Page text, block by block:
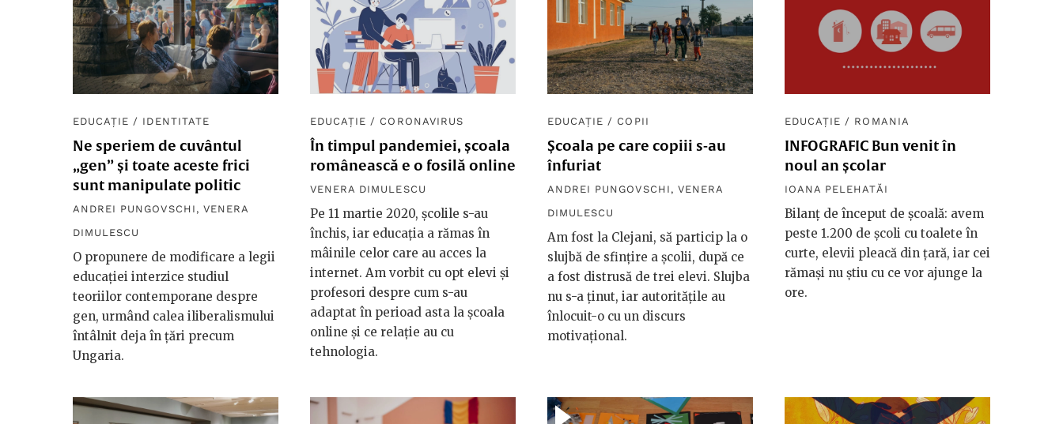
EDUCAȚIE / IDENTITATE
Ne speriem de cuvântul
„gen” și toate aceste frici
sunt manipulate politic
ANDREI PUNGOVSCHI , VENERA
DIMULESCU
O propunere de modificare a legii
educației interzice studiul
teoriilor contemporane despre
gen, urmând calea iliberalismului
întâlnit deja în țări precum
Ungaria.
EDUCAȚIE / CORONAVIRUS
În timpul pandemiei, școala
românească e o fosilă online
VENERA DIMULESCU
Pe 11 martie 2020, școlile s-au
închis, iar educația a rămas în
mâinile celor care au acces la
internet. Am vorbit cu opt elevi și
profesori despre cum s-au
adaptat în perioad asta la școala
online și ce relație au cu
tehnologia.
EDUCAȚIE / COPII
Școala pe care copiii s-au
înfuriat
ANDREI PUNGOVSCHI , VENERA
DIMULESCU
Am fost la Clejani, să particip la o
slujbă de sfințire a școlii, după ce
a fost distrusă de trei elevi. Slujba
nu s-a ținut, iar autoritățile au
înlocuit-o cu un discurs
motivațional.
EDUCAȚIE / ROMANIA
INFOGRAFIC Bun venit în
noul an școlar
IOANA PELEHATĂI
Bilanț de început de școală: avem
peste 1.200 de școli cu toalete în
curte, elevii pleacă din țară, iar cei
rămași nu știu cu ce vor ajunge la
ore.